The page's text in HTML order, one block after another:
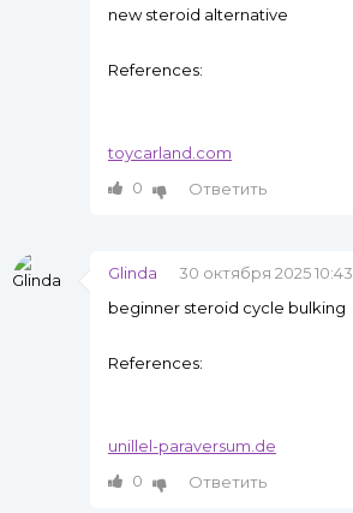
new steroid alternative
References:
toycarland.com
0
Ответить
Glinda
30 октября 2025 10:43
beginner steroid cycle bulking
References:
unillel-paraversum.de
0
Ответить